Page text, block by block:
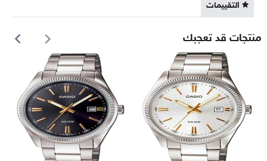
التقييمات
منتجات قد تعجبك